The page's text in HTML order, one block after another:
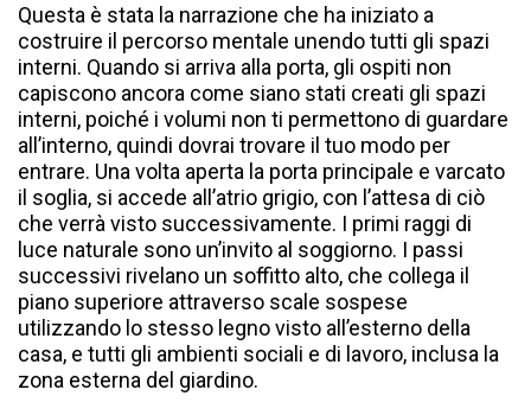
Questa è stata la narrazione che ha iniziato a
costruire il percorso mentale unendo tutti gli spazi
interni. Quando si arriva alla porta, gli ospiti non
capiscono ancora come siano stati creati gli spazi
interni, poiché i volumi non ti permettono di guardare
all’interno, quindi dovrai trovare il tuo modo per
entrare. Una volta aperta la porta principale e varcato
il soglia, si accede all’atrio grigio, con l’attesa di ciò
che verrà visto successivamente. I primi raggi di
luce naturale sono un’invito al soggiorno. I passi
successivi rivelano un soffitto alto, che collega il
piano superiore attraverso scale sospese
utilizzando lo stesso legno visto all’esterno della
casa, e tutti gli ambienti sociali e di lavoro, inclusa la
zona esterna del giardino.